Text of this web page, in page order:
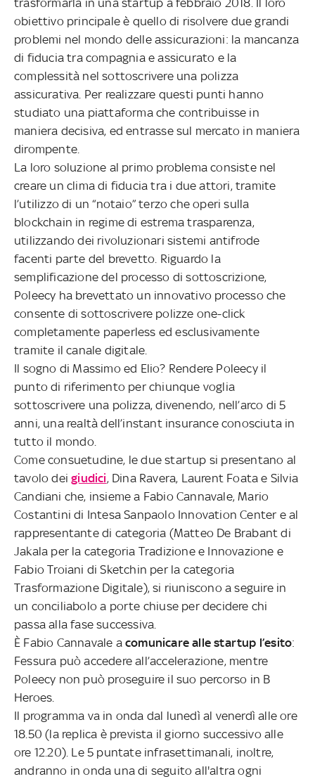
trasformarla in una startup a febbraio 2018. Il loro
obiettivo principale è quello di risolvere due grandi
problemi nel mondo delle assicurazioni: la mancanza
di fiducia tra compagnia e assicurato e la
complessità nel sottoscrivere una polizza
assicurativa. Per realizzare questi punti hanno
studiato una piattaforma che contribuisse in
maniera decisiva, ed entrasse sul mercato in maniera
dirompente.
La loro soluzione al primo problema consiste nel
creare un clima di fiducia tra i due attori, tramite
l’utilizzo di un “notaio” terzo che operi sulla
blockchain in regime di estrema trasparenza,
utilizzando dei rivoluzionari sistemi antifrode
facenti parte del brevetto. Riguardo la
semplificazione del processo di sottoscrizione,
Poleecy ha brevettato un innovativo processo che
consente di sottoscrivere polizze one-click
completamente paperless ed esclusivamente
tramite il canale digitale.
Il sogno di Massimo ed Elio? Rendere Poleecy il
punto di riferimento per chiunque voglia
sottoscrivere una polizza, divenendo, nell’arco di 5
anni, una realtà dell’instant insurance conosciuta in
tutto il mondo.
Come consuetudine, le due startup si presentano al
tavolo deigiudici, Dina Ravera, Laurent Foata e Silvia
Candiani che, insieme a Fabio Cannavale, Mario
Costantini di Intesa Sanpaolo Innovation Center e al
rappresentante di categoria (Matteo De Brabant di
Jakala per la categoria Tradizione e Innovazione e
Fabio Troiani di Sketchin per la categoria
Trasformazione Digitale), si riuniscono a seguire in
un conciliabolo a porte chiuse per decidere chi
passa alla fase successiva.
È Fabio Cannavale a comunicare alle startup l’esito:
Fessura può accedere all’accelerazione, mentre
Poleecy non può proseguire il suo percorso in B
Heroes.
Il programma va in onda dal lunedì al venerdì alle ore
18.50 (la replica è prevista il giorno successivo alle
ore 12.20). Le 5 puntate infrasettimanali, inoltre,
andranno in onda una di seguito all'altra ogni